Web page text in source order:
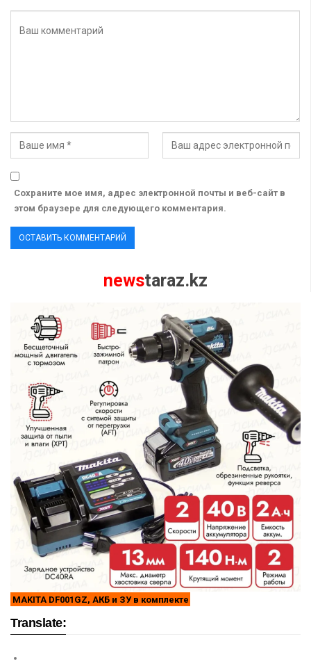
Сохраните мое имя, адрес электронной почты и веб-сайт в
этом браузере для следующего комментария.
newstaraz.kz
MAKITA DF001GZ, АКБ и ЗУ в комплекте
Translate: